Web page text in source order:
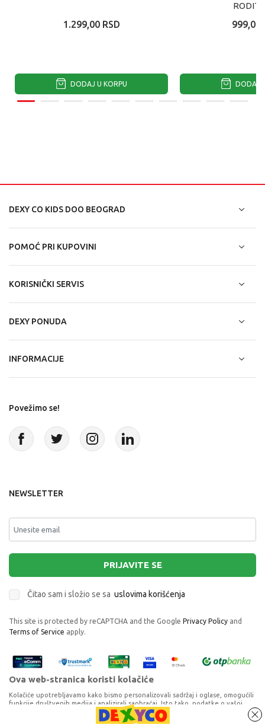
1.299,00 RSD
DODAJ U KORPU
999,00
DODAJ
DEXY CO KIDS DOO BEOGRAD
POMOĆ PRI KUPOVINI
KORISNIČKI SERVIS
DEXY PONUDA
INFORMACIJE
Povežimo se!
NEWSLETTER
PRIJAVITE SE
Čitao sam i složio se sa uslovima korišćenja
This site is protected by reCAPTCHA and the Google Privacy Policy and
Terms of Service apply.
Ova web-stranica koristi kolačiće
Kolačiće upotrebljavamo kako bismo personalizovali sadržaj i oglase, omogućili
funkcije društvenih medija i analizirali saobraćaj. Isto tako, podatke o vašoj
upotrebi naše web-lokacije delimo s partnerima za društvene medije,
oglašavanje i analizu, a oni ih mogu kombinovati s drugim podacima koje ste im